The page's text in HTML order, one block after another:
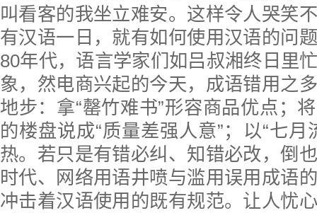
叫看客的我坐立难安。这样令人哭笑
有汉语一日，就有如何使用汉语的问
80年代，语言学家们如吕叔湘终日里
象，然电商兴起的今天，成语错用之
地步：拿“罄竹难书”形容商品优点；
的楼盘说成“质量差强人意”；以“七月
热。若只是有错必纠、知错必改，倒
时代、网络用语井喷与滥用误用成语
冲击着汉语使用的既有规范。让人忧